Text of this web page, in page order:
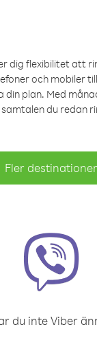
dig flexibilitet att
och mobiler
plan. Med
du redan
Fler destinationer
du inte Viber